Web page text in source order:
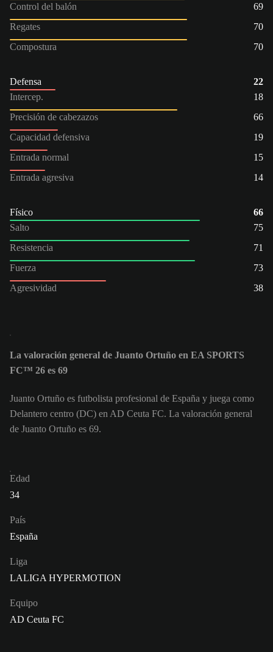
Control del balón
69
Regates
70
Compostura
70
Defensa
22
Intercep.
18
Precisión de cabezazos
66
Capacidad defensiva
19
Entrada normal
15
Entrada agresiva
14
Físico
66
Salto
75
Resistencia
71
Fuerza
73
Agresividad
38
La valoración general de Juanto Ortuño en EA SPORTS
FC™ 26 es 69
Juanto Ortuño es futbolista profesional de España y juega como
Delantero centro (DC) en AD Ceuta FC. La valoración general
de Juanto Ortuño es 69.
Edad
34
País
España
Liga
LALIGA HYPERMOTION
Equipo
AD Ceuta FC